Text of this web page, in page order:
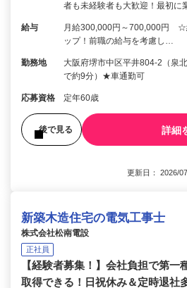
者も未経験者も大歓迎！最初に
給与
月給300,000円～700,000円 ☆
ップ！前職の給与を考慮し…
勤務地
大阪府堺市中区平井804‐2（泉
で約9分）★車通勤可
応募資格 定年60歳
後で見る 詳細
更新日： 2026/
新築木造住宅の電気工事士
株式会社松南電設
正社員
【経験者募集！】会社負担で第一
取得できる！日祝休み＆定時退社